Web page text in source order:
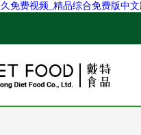
久免费视频_精品综合免费版中